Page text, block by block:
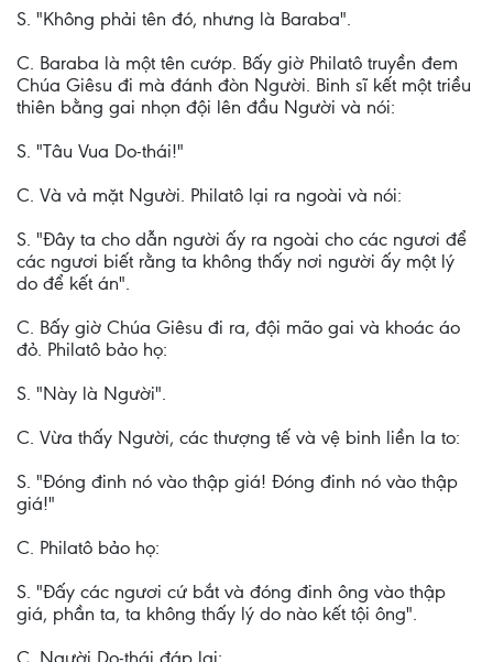
S. "Không phải tên đó, nhưng là Baraba".
C. Baraba là một tên cướp. Bấy giờ Philatô truyền đem
Chúa Giêsu đi mà đánh đòn Người. Binh sĩ kết một triều
thiên bằng gai nhọn đội lên đầu Người và nói:
S. "Tâu Vua Do-thái!"
C. Và vả mặt Người. Philatô lại ra ngoài và nói:
S. "Ðây ta cho dẫn người ấy ra ngoài cho các ngươi để
các ngươi biết rằng ta không thấy nơi người ấy một lý
do để kết án".
C. Bấy giờ Chúa Giêsu đi ra, đội mão gai và khoác áo
đỏ. Philatô bảo họ:
S. "Này là Người".
C. Vừa thấy Người, các thượng tế và vệ binh liền la to:
S. "Ðóng đinh nó vào thập giá! Ðóng đinh nó vào thập
giá!"
C. Philatô bảo họ:
S. "Ðấy các ngươi cứ bắt và đóng đinh ông vào thập
giá, phần ta, ta không thấy lý do nào kết tội ông".
C. Người Do-thái đáp lại: